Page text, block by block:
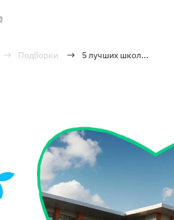
Подборки 5 лучших школ...